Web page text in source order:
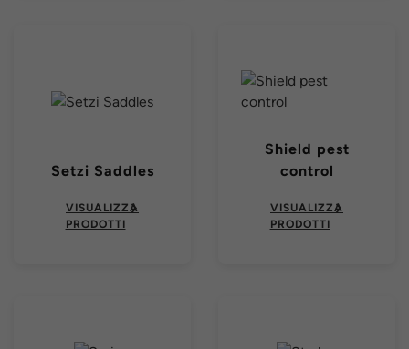
Setzi Saddles
VISUALIZZA
PRODOTTI
Shield pest
control
VISUALIZZA
PRODOTTI